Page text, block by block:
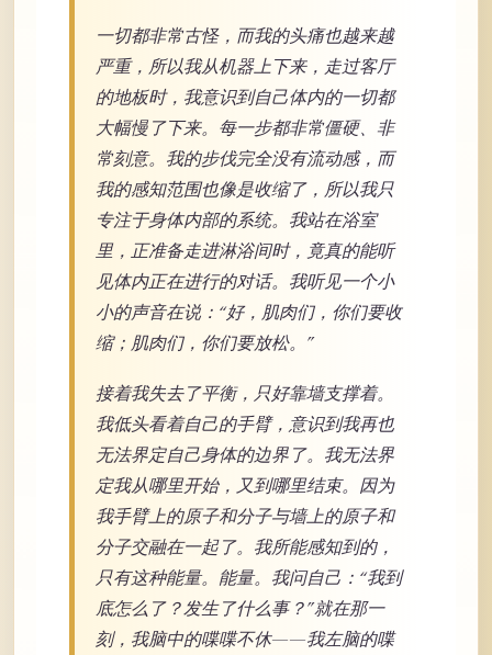
一切都非常古怪，而我的头痛也越来越
严重，所以我从机器上下来，走过客厅
的地板时，我意识到自己体内的一切都
大幅慢了下来。每一步都非常僵硬、非
常刻意。我的步伐完全没有流动感，而
我的感知范围也像是收缩了，所以我只
专注于身体内部的系统。我站在浴室
里，正准备走进淋浴间时，竟真的能听
见体内正在进行的对话。我听见一个小
小的声音在说：“好，肌肉们，你们要收
缩；肌肉们，你们要放松。”
接着我失去了平衡，只好靠墙支撑着。
我低头看着自己的手臂，意识到我再也
无法界定自己身体的边界了。我无法界
定我从哪里开始，又到哪里结束。因为
我手臂上的原子和分子与墙上的原子和
分子交融在一起了。我所能感知到的，
只有这种能量。能量。我问自己：“我到
底怎么了？发生了什么事？”就在那一
刻，我脑中的喋喋不休——我左脑的喋